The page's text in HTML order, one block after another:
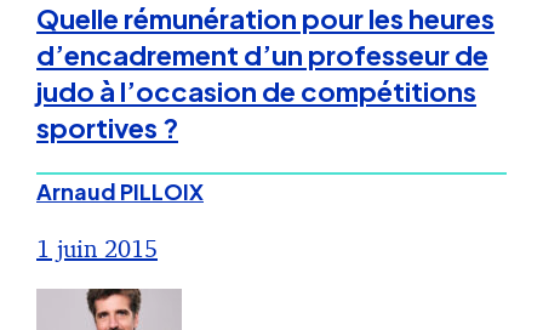
Quelle rémunération pour les heures
d’encadrement d’un professeur de
judo à l’occasion de compétitions
sportives ?
Arnaud PILLOIX
1 juin 2015